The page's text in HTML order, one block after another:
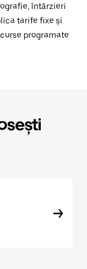
întârzieri
tarife fixe și
programate